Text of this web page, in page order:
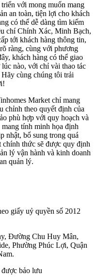
với mong muốn mang
an toàn, tiện lợi cho khách
có thể dễ dàng tìm kiếm
chí Chính Xác, Minh Bạch,
tới khách hàng thông tin,
ràng, cùng với phương
khách hàng có thể giao
nào, với chỉ vài thao tác
cùng chúng tôi trải
Market chỉ mang
chỉnh theo quyết định của
phù hợp với quy hoạch và
tính minh họa định
nhật, bổ sung trong quá
thức sẽ được quy định
lý vận hành và kinh doanh
quản lý.
giấy uỷ quyền số 2012
Đường Chu Huy Mân,
Phường Phúc Lợi, Quận
bảo lưu